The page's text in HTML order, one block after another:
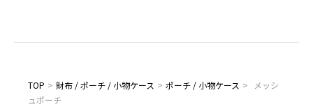
TOP > 財布 / ポーチ / 小物ケース > ポーチ / 小物ケース >
メッシ
ュポーチ